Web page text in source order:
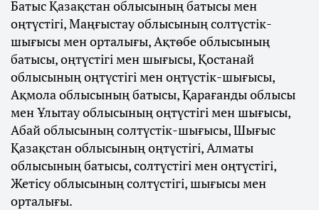
Батыс Қазақстан облысының батысы мен
оңтүстігі, Маңғыстау облысының солтүстік-
шығысы мен орталығы, Ақтөбе облысының
батысы, оңтүстігі мен шығысы, Қостанай
облысының оңтүстігі мен оңтүстік-шығысы,
Ақмола облысының батысы, Қарағанды облысы
мен Ұлытау облысының оңтүстігі мен шығысы,
Абай облысының солтүстік-шығысы, Шығыс
Қазақстан облысының оңтүстігі, Алматы
облысының батысы, солтүстігі мен оңтүстігі,
Жетісу облысының солтүстігі, шығысы мен
орталығы.